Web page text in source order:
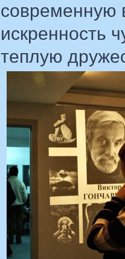
современную
искренность
теплую